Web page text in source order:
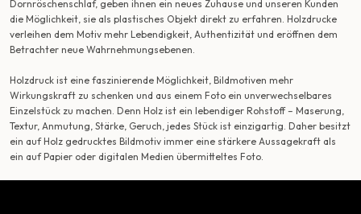
Dornröschenschlaf, geben ihnen ein neues Zuhause und unseren Kunden
die Möglichkeit, sie als plastisches Objekt direkt zu erfahren. Holzdrucke
verleihen dem Motiv mehr Lebendigkeit, Authentizität und eröffnen dem
Betrachter neue Wahrnehmungsebenen.
Holzdruck ist eine faszinierende Möglichkeit, Bildmotiven mehr
Wirkungskraft zu schenken und aus einem Foto ein unverwechselbares
Einzelstück zu machen. Denn Holz ist ein lebendiger Rohstoff – Maserung,
Textur, Anmutung, Stärke, Geruch, jedes Stück ist einzigartig. Daher besitzt
ein auf Holz gedrucktes Bildmotiv immer eine stärkere Aussagekraft als
ein auf Papier oder digitalen Medien übermitteltes Foto.